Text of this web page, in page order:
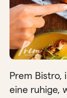
Prem
eine ruhige,